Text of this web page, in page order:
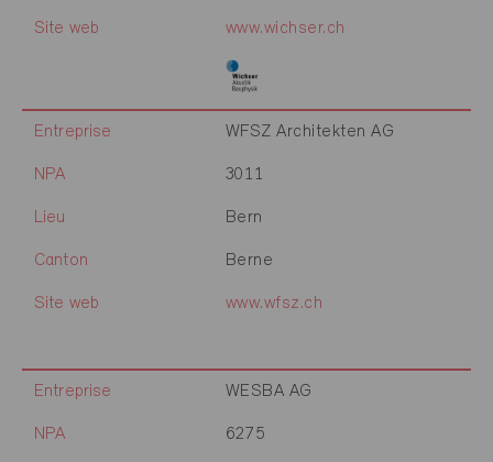
Site web www.wichser.ch
Entreprise WFSZ Architekten AG
NPA 3011
Lieu Bern
Canton Berne
Site web www.wfsz.ch
Entreprise WESBA AG
NPA 6275